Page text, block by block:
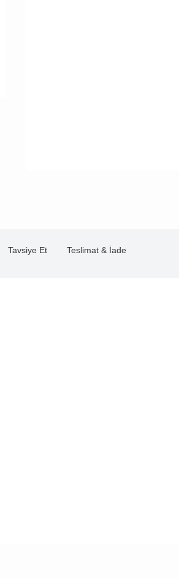
Tavsiye Et Teslimat & İade